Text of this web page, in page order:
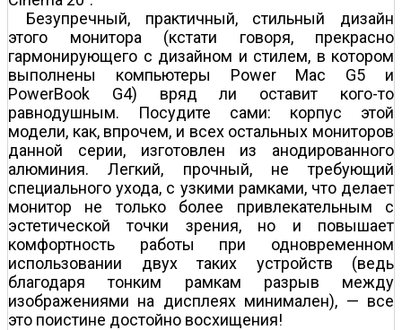
Безупречный, практичный, стильный дизайн
этого монитора (кстати говоря, прекрасно
гармонирующего с дизайном и стилем, в котором
выполнены компьютеры Power Mac G5 и
PowerBook G4) вряд ли оставит кого-то
равнодушным. Посудите сами: корпус этой
модели, как, впрочем, и всех остальных мониторов
данной серии, изготовлен из анодированного
алюминия. Легкий, прочный, не требующий
специального ухода, с узкими рамками, что делает
монитор не только более привлекательным с
эстетической точки зрения, но и повышает
комфортность работы при одновременном
использовании двух таких устройств (ведь
благодаря тонким рамкам разрыв между
изображениями на дисплеях минимален), — все
это поистине достойно восхищения!